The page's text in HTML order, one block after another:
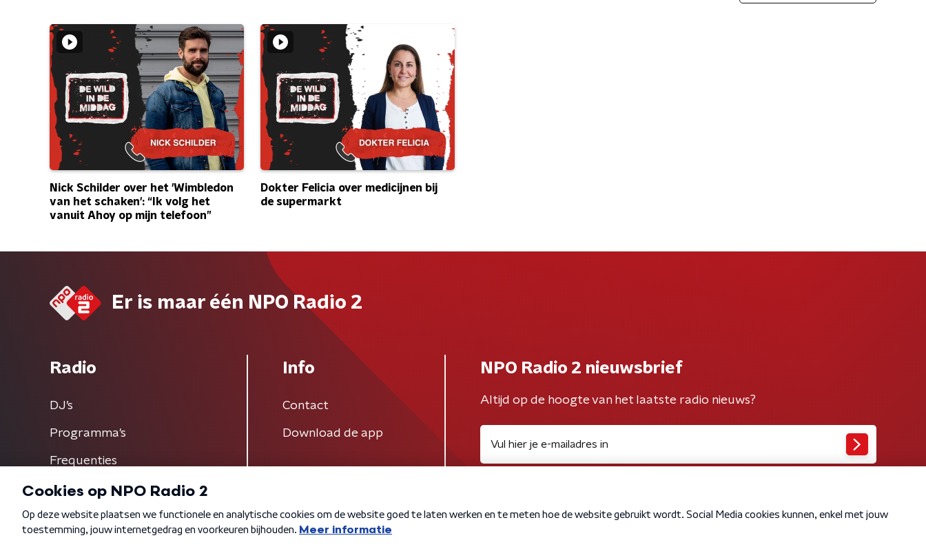
Nick Schilder over het 'Wimbledon
van het schaken': “Ik volg het
vanuit Ahoy op mijn telefoon”
Dokter Felicia over medicijnen bij
de supermarkt
Er is maar één NPO Radio 2
Radio
DJ’s
Programma's
Frequenties
Info
Contact
Download de app
NPO Radio 2 nieuwsbrief
Altijd op de hoogte van het laatste radio nieuws?
Algemene voorwaarden Privacybeleid